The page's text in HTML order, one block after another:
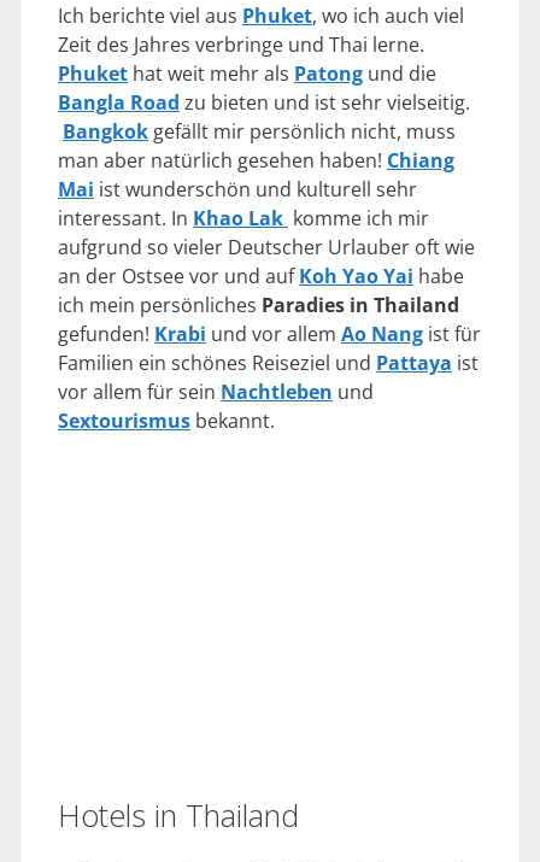
Ich berichte viel aus Phuket, wo ich auch viel
Zeit des Jahres verbringe und Thai lerne.
Phuket hat weit mehr als Patong und die
Bangla Road zu bieten und ist sehr vielseitig.
Bangkok gefällt mir persönlich nicht, muss
man aber natürlich gesehen haben! Chiang
Mai ist wunderschön und kulturell sehr
interessant. In Khao Lak komme ich mir
aufgrund so vieler Deutscher Urlauber oft wie
an der Ostsee vor und aufKoh Yao Yai habe
ich mein persönliches Paradies in Thailand
gefunden! Krabi und vor allem Ao Nang ist für
Familien ein schönes Reiseziel und Pattaya ist
vor allem für sein Nachtleben und
Sextourismus bekannt.
Hotels in Thailand